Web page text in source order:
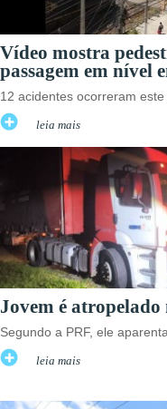
Vídeo mostra
passagem em nível
12 acidentes ocorreram
leia mais
Jovem é
Segundo a PRF, ele
leia mais